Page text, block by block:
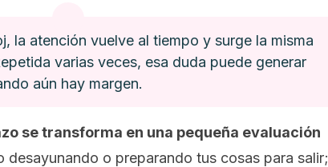
la atención vuelve al tiempo y surge la misma
varias veces, esa duda puede generar
aún hay margen.
se transforma en una pequeña evaluación
desayunando o preparando tus cosas para salir;